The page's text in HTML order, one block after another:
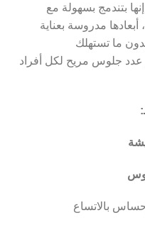
إنها بتندمج بسهولة مع
، أبعادها مدروسة بعناية
ما تستهلك
جلوس مريح لكل أفراد
بالاتساع